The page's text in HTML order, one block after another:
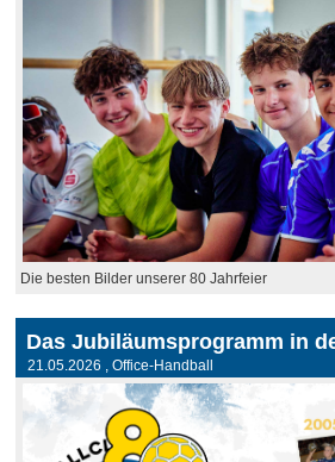
Die besten Bilder unserer 80 Jahrfeier
Das Jubiläumsprogramm in
21.05.2026 , Office-Handball